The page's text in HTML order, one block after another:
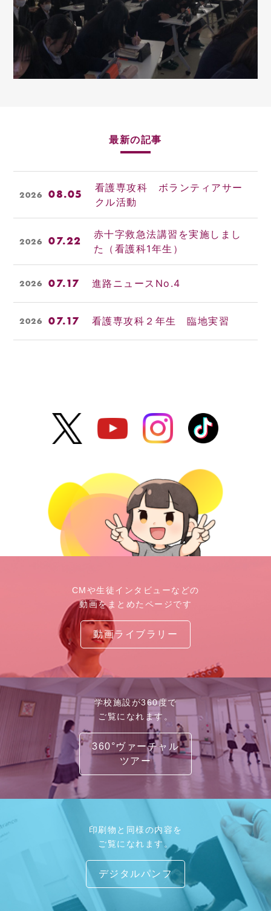
最新の記事
2026 08.05
看護専攻科 ボランティアサー
クル活動
2026 07.22
赤十字救急法講習を実施しまし
た（看護科1年生）
2026 07.17 進路ニュースNo.4
2026 07.17 看護専攻科２年生 臨地実習
CMや生徒インタビューなどの
動画をまとめたページです
動画ライブラリー
学校施設が360度で
ご覧になれます。
360°ヴァーチャル
ツアー
印刷物と同様の内容を
ご覧になれます。
デジタルパンフ